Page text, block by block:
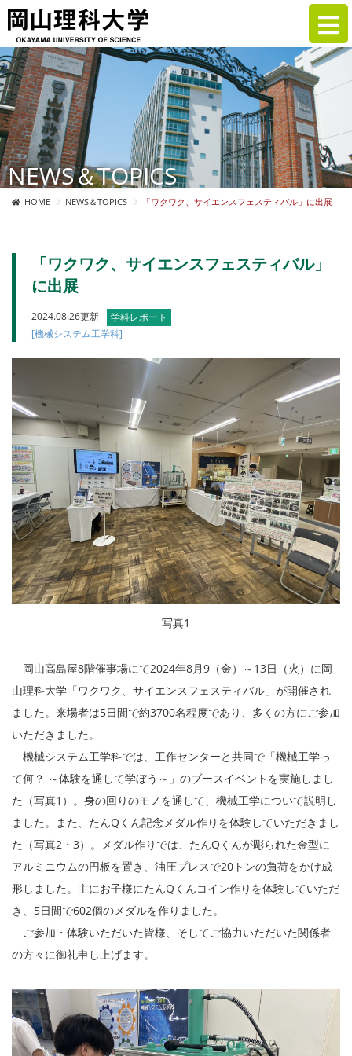
NEWS＆TOPICS
HOME NEWS＆TOPICS 「ワクワク、サイエンスフェスティバル」に出展
「ワクワク、サイエンスフェスティバル」
に出展
2024.08.26更新
学科レポート
[機械システム工学科]
写真1
岡山高島屋8階催事場にて2024年8月9（金）～13日（火）に岡
山理科大学「ワクワク、サイエンスフェスティバル」が開催され
ました。来場者は5日間で約3700名程度であり、多くの方にご参加
いただきました。
機械システム工学科では、工作センターと共同で「機械工学っ
て何？ ～体験を通して学ぼう～」のブースイベントを実施しまし
た（写真1）。身の回りのモノを通して、機械工学について説明し
ました。また、たんQくん記念メダル作りを体験していただきまし
た（写真2・3）。メダル作りでは、たんQくんが彫られた金型に
アルミニウムの円板を置き、油圧プレスで20トンの負荷をかけ成
形しました。主にお子様にたんQくんコイン作りを体験していただ
き、5日間で602個のメダルを作りました。
ご参加・体験いただいた皆様、そしてご協力いただいた関係者
の方々に御礼申し上げます。